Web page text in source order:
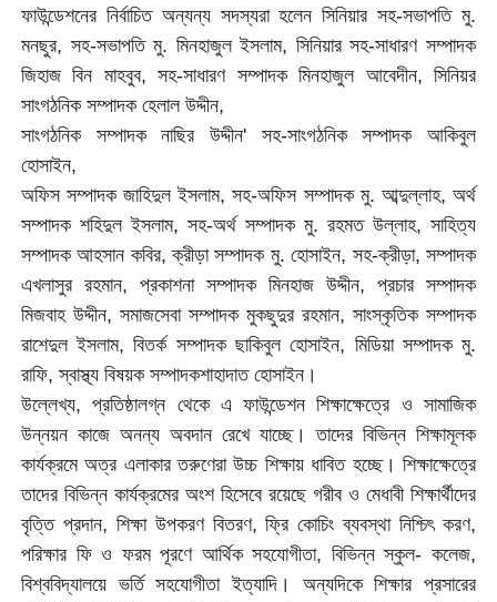
ফাউন্ডেশনের নির্বাচিত অন্যন্য সদস্যরা হলেন সিনিয়ার সহ-সভাপতি মু.
মনছুর, সহ-সভাপতি মু. মিনহাজুল ইসলাম, সিনিয়ার সহ-সাধারণ সম্পাদক
জিহাজ বিন মাহবুব, সহ-সাধারণ সম্পাদক মিনহাজুল আবেদীন, সিনিয়র
সাংগঠনিক সম্পাদক হেলাল উদ্দীন,
সাংগঠনিক সম্পাদক নাছির উদ্দীন' সহ-সাংগঠনিক সম্পাদক আকিবুল
হোসাইন,
অফিস সম্পাদক জাহিদুল ইসলাম, সহ-অফিস সম্পাদক মু. আব্দুল্লাহ, অর্থ
সম্পাদক শহিদুল ইসলাম, সহ-অর্থ সম্পাদক মু. রহমত উল্লাহ, সাহিত্য
সম্পাদক আহসান কবির, ক্রীড়া সম্পাদক মু. হোসাইন, সহ-ক্রীড়া, সম্পাদক
এখলাসুর রহমান, প্রকাশনা সম্পাদক মিনহাজ উদ্দীন, প্রচার সম্পাদক
মিজবাহ উদ্দীন, সমাজসেবা সম্পাদক মুকছুদুর রহমান, সাংস্কৃতিক সম্পাদক
রাশেদুল ইসলাম, বিতর্ক সম্পাদক ছাকিবুল হোসাইন, মিডিয়া সম্পাদক মু.
রাফি, স্বাস্থ্য বিষয়ক সম্পাদকশাহাদাত হোসাইন।
উল্লেখ্য, প্রতিষ্ঠালগ্ন থেকে এ ফাউন্ডেশন শিক্ষাক্ষেত্রে ও সামাজিক
উন্নয়ন কাজে অনন্য অবদান রেখে যাচ্ছে। তাদের বিভিন্ন শিক্ষামূলক
কার্যক্রমে অত্র এলাকার তরুণেরা উচ্চ শিক্ষায় ধাবিত হচ্ছে। শিক্ষাক্ষেত্রে
তাদের বিভিন্ন কার্যক্রমের অংশ হিসেবে রয়েছে গরীব ও মেধাবী শিক্ষার্থীদের
বৃত্তি প্রদান, শিক্ষা উপকরণ বিতরণ, ফ্রি কোচিং ব্যবস্থা নিশ্চিৎ করণ,
পরিক্ষার ফি ও ফরম পূরণে আর্থিক সহযোগীতা, বিভিন্ন স্কুল- কলেজ,
বিশ্ববিদ্যালয়ে ভর্তি সহযোগীতা ইত্যাদি। অন্যদিকে শিক্ষার প্রসারের